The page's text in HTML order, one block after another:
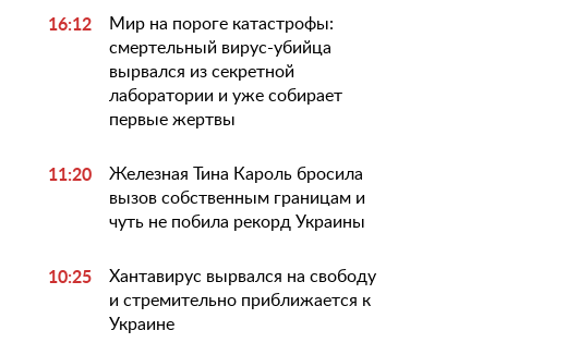
16:12
Мир на пороге катастрофы:
смертельный вирус-убийца
вырвался из секретной
лаборатории и уже собирает
первые жертвы
11:20
Железная Тина Кароль бросила
вызов собственным границам и
чуть не побила рекорд Украины
10:25
Хантавирус вырвался на свободу
и стремительно приближается к
Украине